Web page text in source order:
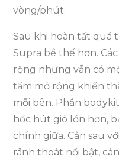
vòng/phút.
Sau khi hoàn tất quá
Supra bề thế hơn.
rộng nhưng vẫn có
tấm mở rộng khiến
mỗi bên. Phần
hốc hút gió lớn hơn,
chính giữa. Cản sau
rãnh thoát nổi bật,